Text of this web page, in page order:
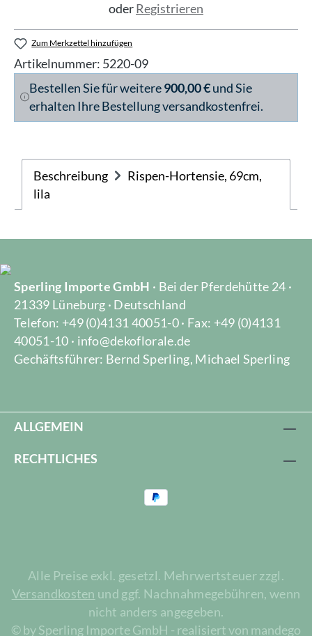
oderRegistrieren
Zum Merkzettel hinzufügen
Artikelnummer: 5220-09
Bestellen Sie für weitere900,00 €und Sie
erhalten Ihre Bestellung versandkostenfrei.
Beschreibung
Rispen-Hortensie, 69cm,
lila
Sperling Importe GmbH · Bei der Pferdehütte 24 ·
21339 Lüneburg · Deutschland
Telefon: +49 (0)4131 40051-0 · Fax: +49 (0)4131
40051-10 · info@dekoflorale.de
Gechäftsführer: Bernd Sperling, Michael Sperling
ALLGEMEIN
RECHTLICHES
Alle Preise exkl. gesetzl. Mehrwertsteuer zzgl.
Versandkosten und ggf. Nachnahmegebühren, wenn
nicht anders angegeben.
© by Sperling Importe GmbH - realisiert von mandego